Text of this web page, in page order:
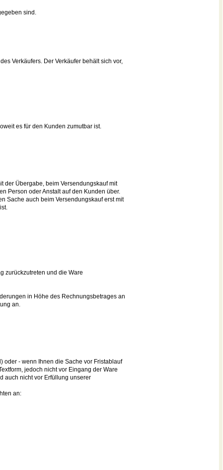
sind.
Verkäufers. Der Verkäufer behält sich vor,
es für den Kunden zumutbar ist.
der Übergabe, beim Versendungskauf mit
Person oder Anstalt auf den Kunden über.
Sache auch beim Versendungskauf erst mit
zurückzutreten und die Ware
in Höhe des Rechnungsbetrages an
an.
oder - wenn Ihnen die Sache vor Fristablauf
jedoch nicht vor Eingang der Ware
auch nicht vor Erfüllung unserer
an: